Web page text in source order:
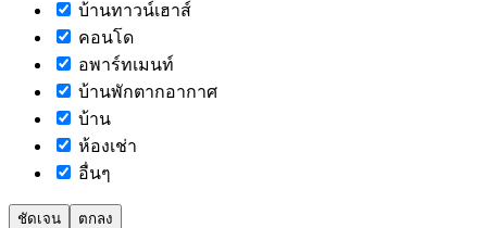
บ้านทาวน์เฮาส์
คอนโด
อพาร์ทเมนท์
บ้านพักตากอากาศ
บ้าน
ห้องเช่า
อื่นๆ
ชัดเจน ตกลง